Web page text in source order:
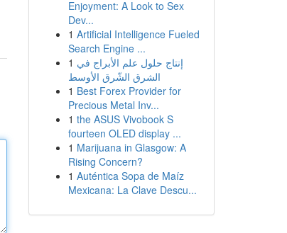
Enjoyment: A Look to Sex
Dev...
1 Artificial Intelligence Fueled
Search Engine ...
1 إنتاج حلول علم الأبراج في
الشرق الشّرق الأوسط
1 Best Forex Provider for
Precious Metal Inv...
1 the ASUS Vivobook S
fourteen OLED display ...
1 Marijuana in Glasgow: A
Rising Concern?
1 Auténtica Sopa de Maíz
Mexicana: La Clave Descu...